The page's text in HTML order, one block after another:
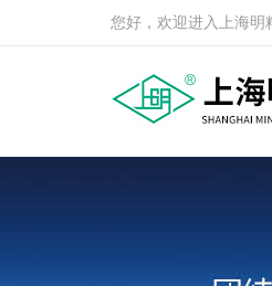
您好，欢迎进入上海明